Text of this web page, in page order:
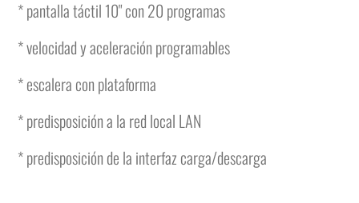
* pantalla táctil 10" con 20 programas
* velocidad y aceleración programables
* escalera con plataforma
* predisposición a la red local LAN
* predisposición de la interfaz carga/descarga